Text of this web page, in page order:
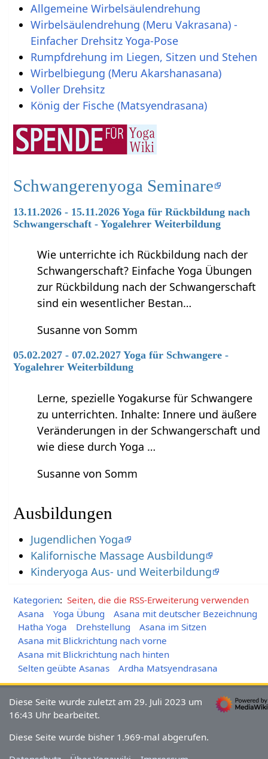
Allgemeine Wirbelsäulendrehung
Wirbelsäulendrehung (Meru Vakrasana) -
Einfacher Drehsitz Yoga-Pose
Rumpfdrehung im Liegen, Sitzen und Stehen
Wirbelbiegung (Meru Akarshanasana)
Voller Drehsitz
König der Fische (Matsyendrasana)
Schwangerenyoga Seminare
13.11.2026 - 15.11.2026 Yoga für Rückbildung nach
Schwangerschaft - Yogalehrer Weiterbildung
Wie unterrichte ich Rückbildung nach der
Schwangerschaft? Einfache Yoga Übungen
zur Rückbildung nach der Schwangerschaft
sind ein wesentlicher Bestan…
Susanne von Somm
05.02.2027 - 07.02.2027 Yoga für Schwangere -
Yogalehrer Weiterbildung
Lerne, spezielle Yogakurse für Schwangere
zu unterrichten. Inhalte: Innere und äußere
Veränderungen in der Schwangerschaft und
wie diese durch Yoga …
Susanne von Somm
Ausbildungen
Jugendlichen Yoga
Kalifornische Massage Ausbildung
Kinderyoga Aus- und Weiterbildung
Kategorien: Seiten, die die RSS-Erweiterung verwenden
Asana
Yoga Übung
Asana mit deutscher Bezeichnung
Hatha Yoga
Drehstellung
Asana im Sitzen
Asana mit Blickrichtung nach vorne
Asana mit Blickrichtung nach hinten
Selten geübte Asanas
Ardha Matsyendrasana
Diese Seite wurde zuletzt am 29. Juli 2023 um
16:43 Uhr bearbeitet.
Diese Seite wurde bisher 1.969-mal abgerufen.